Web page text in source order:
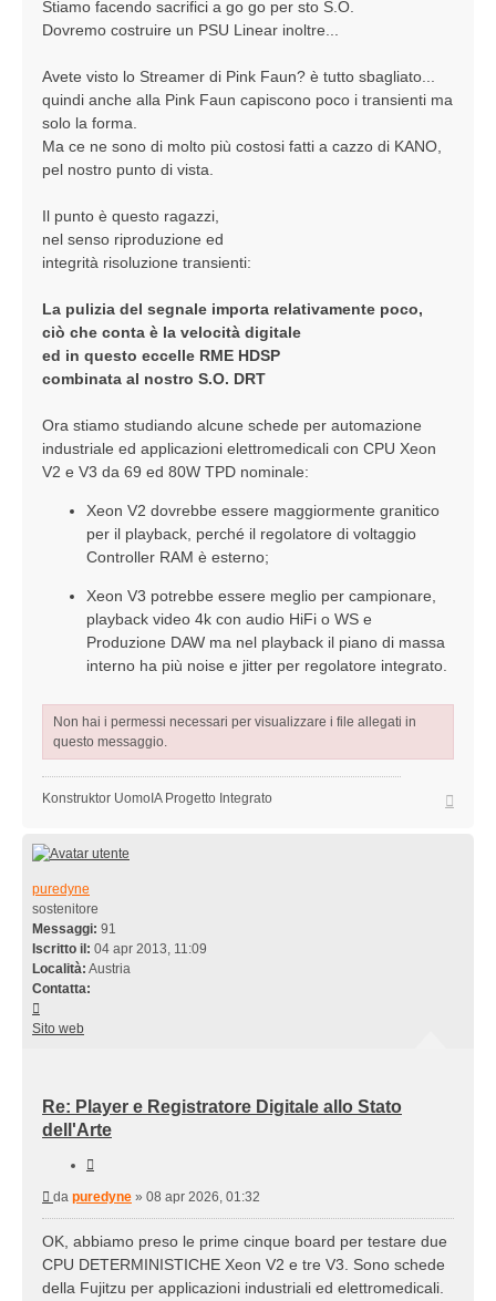
Stiamo facendo sacrifici a go go per sto S.O.
Dovremo costruire un PSU Linear inoltre...
Avete visto lo Streamer di Pink Faun? è tutto sbagliato...
quindi anche alla Pink Faun capiscono poco i transienti ma
solo la forma.
Ma ce ne sono di molto più costosi fatti a cazzo di KANO,
pel nostro punto di vista.
Il punto è questo ragazzi,
nel senso riproduzione ed
integrità risoluzione transienti:
La pulizia del segnale importa relativamente poco,
ciò che conta è la velocità digitale
ed in questo eccelle RME HDSP
combinata al nostro S.O. DRT
Ora stiamo studiando alcune schede per automazione
industriale ed applicazioni elettromedicali con CPU Xeon
V2 e V3 da 69 ed 80W TPD nominale:
Xeon V2 dovrebbe essere maggiormente granitico
per il playback, perché il regolatore di voltaggio
Controller RAM è esterno;
Xeon V3 potrebbe essere meglio per campionare,
playback video 4k con audio HiFi o WS e
Produzione DAW ma nel playback il piano di massa
interno ha più noise e jitter per regolatore integrato.
Non hai i permessi necessari per visualizzare i file allegati in
questo messaggio.
Konstruktor UomoIA Progetto Integrato
puredyne
sostenitore
Messaggi: 91
Iscritto il: 04 apr 2013, 11:09
Località: Austria
Contatta:
puredyne
Sito web
Re: Player e Registratore Digitale allo Stato
dell'Arte
Messaggio
da puredyne » 08 apr 2026, 01:32
OK, abbiamo preso le prime cinque board per testare due
CPU DETERMINISTICHE Xeon V2 e tre V3. Sono schede
della Fujitzu per applicazioni industriali ed elettromedicali.